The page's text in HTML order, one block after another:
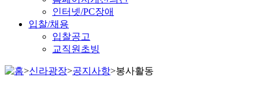
인터넷/PC장애
입찰/채용
입찰공고
교직원초빙
>신라광장>공지사항>봉사활동